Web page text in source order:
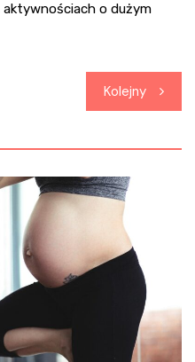
aktywnościach o dużym
Kolejny